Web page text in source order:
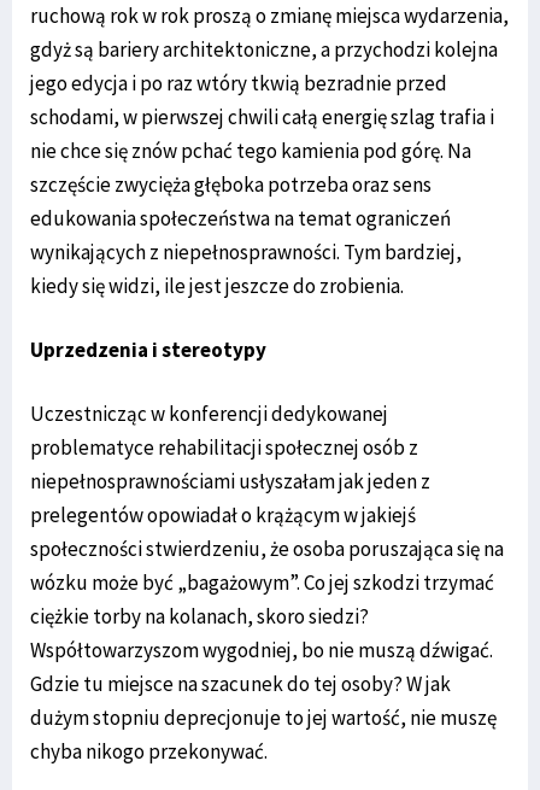
ruchową rok w rok proszą o zmianę miejsca wydarzenia,
gdyż są bariery architektoniczne, a przychodzi kolejna
jego edycja i po raz wtóry tkwią bezradnie przed
schodami, w pierwszej chwili całą energię szlag trafia i
nie chce się znów pchać tego kamienia pod górę. Na
szczęście zwycięża głęboka potrzeba oraz sens
edukowania społeczeństwa na temat ograniczeń
wynikających z niepełnosprawności. Tym bardziej,
kiedy się widzi, ile jest jeszcze do zrobienia.
Uprzedzenia i stereotypy
Uczestnicząc w konferencji dedykowanej
problematyce rehabilitacji społecznej osób z
niepełnosprawnościami usłyszałam jak jeden z
prelegentów opowiadał o krążącym w jakiejś
społeczności stwierdzeniu, że osoba poruszająca się na
wózku może być „bagażowym”. Co jej szkodzi trzymać
ciężkie torby na kolanach, skoro siedzi?
Współtowarzyszom wygodniej, bo nie muszą dźwigać.
Gdzie tu miejsce na szacunek do tej osoby? W jak
dużym stopniu deprecjonuje to jej wartość, nie muszę
chyba nikogo przekonywać.